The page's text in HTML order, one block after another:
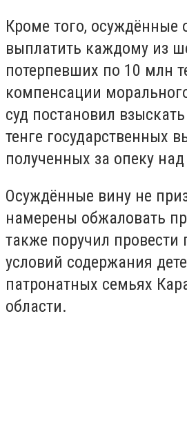
Кроме того, осуждённые
выплатить каждому из
потерпевших по 10 млн
компенсации
суд постановил
тенге государственных
полученных за опеку
Осуждённые вину не
намерены обжаловать
также поручил провести
условий содержания
патронатных семьях
области.